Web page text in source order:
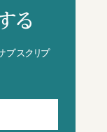
る
ブスクリプ